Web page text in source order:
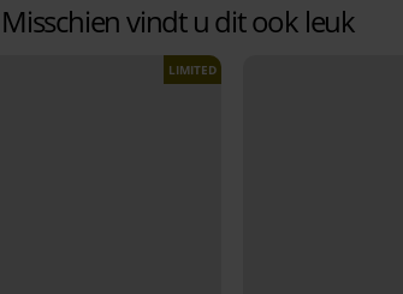
Misschien vindt u dit ook leuk
LIMITED